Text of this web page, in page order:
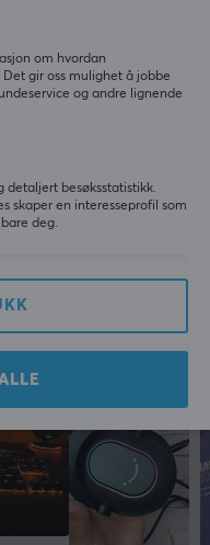
rydde litt under
om hvordan
gir oss mulighet å jobbe
og andre lignende
detaljert besøksstatistikk.
skaper en interesseprofil som
deg.